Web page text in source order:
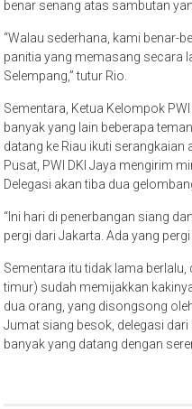
benar senang atas sambutan
“Walau sederhana, kami benar-
panitia yang memasang secara
Selempang,” tutur Rio.
Sementara, Ketua Kelompok
banyak yang lain beberapa
datang ke Riau ikuti serangkaian
Pusat, PWI DKI Jaya mengirim
Delegasi akan tiba dua
“Ini hari di penerbangan siang
pergi dari Jakarta. Ada yang
Sementara itu tidak lama
timur) sudah memijakkan
dua orang, yang disongsong
Jumat siang besok, delegasi
banyak yang datang dengan